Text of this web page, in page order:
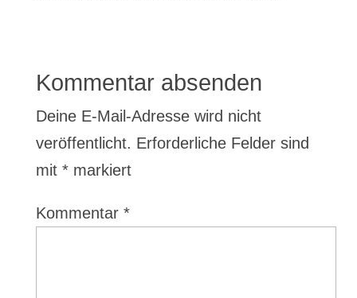
Kommentar absenden
Deine E-Mail-Adresse wird nicht
veröffentlicht. Erforderliche Felder sind
mit *markiert
Kommentar *